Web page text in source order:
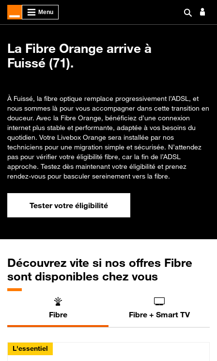
La Fibre Orange arrive à
Fuissé (71).
À Fuissé, la fibre optique remplace progressivement l’ADSL, et
nous sommes là pour vous accompagner dans cette transition en
douceur. Avec la Fibre Orange, bénéficiez d’une connexion
internet plus stable et performante, adaptée à vos besoins du
quotidien. Votre Livebox Orange sera installée par nos
techniciens pour une migration simple et sécurisée. N’attendez
pas pour vérifier votre éligibilité fibre, car la fin de l’ADSL
approche. Testez dès maintenant votre éligibilité et prenez
rendez-vous pour basculer sereinement vers la fibre.
Tester votre éligibilité
Découvrez vite si nos offres Fibre
sont disponibles chez vous
Fibre Fibre + Smart TV
L'essentiel